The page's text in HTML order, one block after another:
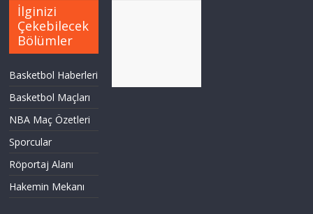
İlginizi
Çekebilecek
Bölümler
Basketbol Haberleri
Basketbol Maçları
NBA Maç Özetleri
Sporcular
Röportaj Alanı
Hakemin Mekanı